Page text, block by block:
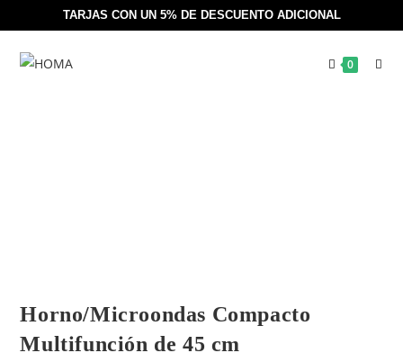
TARJAS CON UN 5% DE DESCUENTO ADICIONAL
0
Horno/Microondas Compacto
Multifunción de 45 cm